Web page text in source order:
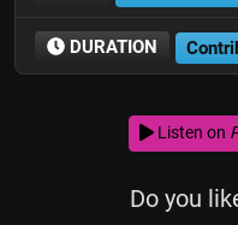
DURATION
Listen on
Do you